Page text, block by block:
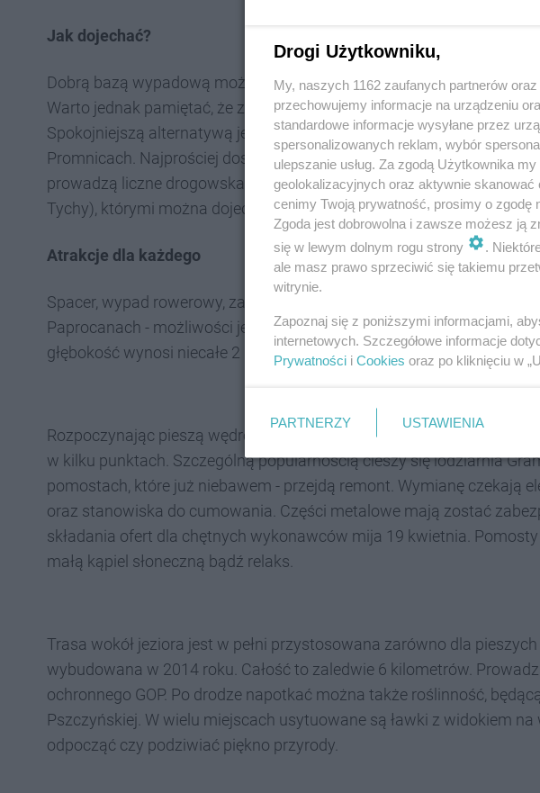
Jak dojechać?
Dobrą bazą wypadową może być popularny parking przy ul.
Warto jednak pamiętać, że zwłaszcza w pogodne dni - ciężko
Spokojniejszą alternatywą jest parking pod remontowanym obecnie
Promnicach. Najprościej dostać się tam (od strony Tychów) DK1. Po
prowadzą liczne drogowskazy wskazujące Promnice. Autobusy ZTM
Tychy), którymi można dojechać nad jezioro to 4 i 14.
Atrakcje dla każdego
Spacer, wypad rowerowy, zabawa z dziećmi, plażowanie, wędkarstwo
Paprocanach - możliwości jest naprawdę wiele. Powierzchnia jeziora
głębokość wynosi niecałe 2 metry.
Rozpoczynając pieszą wędrówkę lub wycieczkę rowerową - warto
w kilku punktach. Szczególną popularnością cieszy się lodziarnia
pomostach, które już niebawem - przejdą remont. Wymianę czekają
oraz stanowiska do cumowania. Części metalowe mają zostać
składania ofert dla chętnych wykonawców mija 19 kwietnia.
małą kąpiel słoneczną bądź relaks.
Trasa wokół jeziora jest w pełni przystosowana zarówno dla
wybudowana w 2014 roku. Całość to zaledwie 6 kilometrów.
ochronnego GOP. Po drodze napotkać można także roślinność,
Pszczyńskiej. W wielu miejscach usytuowane są ławki z widokiem
odpocząć czy podziwiać piękno przyrody.
Drogi Użytkowniku,
My, naszych 1162 zaufanych partnerów
przechowujemy informacje na urządzeniu
standardowe informacje wysyłane przez
spersonalizowanych reklam, wybór
ulepszanie usług. Za zgodą Użytkownika
geolokalizacyjnych oraz aktywnie
cenimy Twoją prywatność, prosimy o zgodę
Zgoda jest dobrowolna i zawsze możesz ją
się w lewym dolnym rogu strony
.
ale masz prawo sprzeciwić się takiemu
witrynie.
Zapoznaj się z poniższymi informacjami,
internetowych. Szczegółowe informacje
Prywatności i Cookies oraz po kliknięciu w
PARTNERZY USTAWIENIA